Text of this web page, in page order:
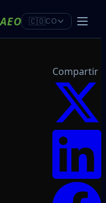
AEO 🇨🇴CO
Compartir